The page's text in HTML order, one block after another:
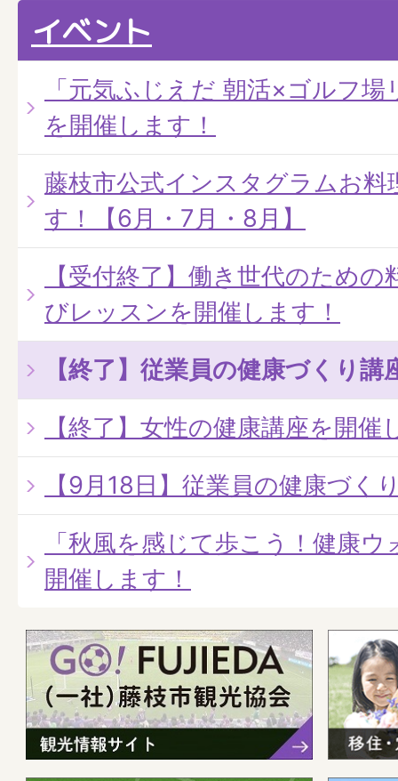
イベント
「元気ふじえだ 朝活×ゴルフ
を開催します！
藤枝市公式インスタグラムお料
す！【6月・7月・8月】
【受付終了】働き世代のため
びレッスンを開催します！
【終了】従業員の健康づくり
【終了】女性の健康講座を開催
【9月18日】従業員の健康づく
「秋風を感じて歩こう！健康
開催します！